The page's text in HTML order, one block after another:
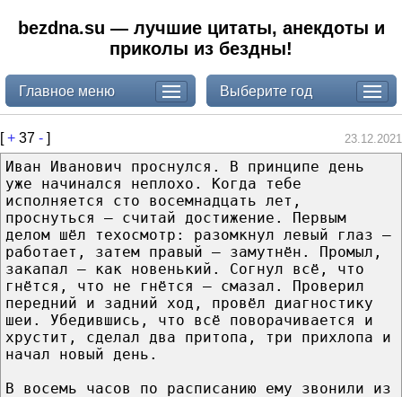
bezdna.su — лучшие цитаты, анекдоты и
приколы из бездны!
Главное меню Выберите год
[+ 37 - ] 23.12.2021
Иван Иванович проснулся. В принципе день
уже начинался неплохо. Когда тебе
исполняется сто восемнадцать лет,
проснуться — считай достижение. Первым
делом шёл техосмотр: разомкнул левый глаз —
работает, затем правый — замутнён. Промыл,
закапал — как новенький. Согнул всё, что
гнётся, что не гнётся — смазал. Проверил
передний и задний ход, провёл диагностику
шеи. Убедившись, что всё поворачивается и
хрустит, сделал два притопа, три прихлопа и
начал новый день.
В восемь часов по расписанию ему звонили из